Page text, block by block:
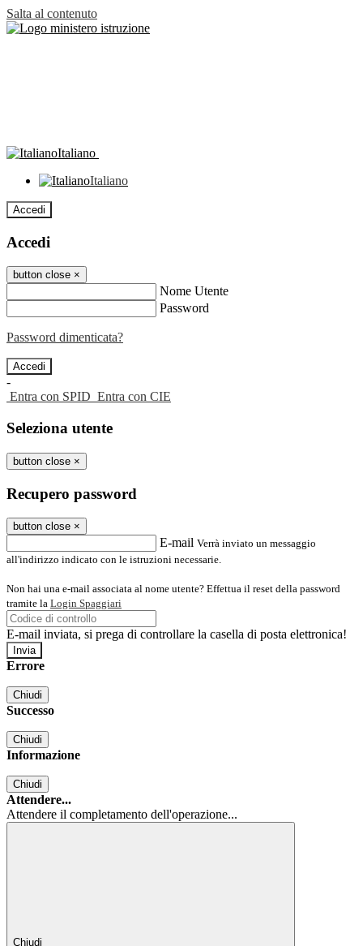
Salta al contenuto
Italiano
Italiano
Accedi
Accedi
button close ×
Nome Utente
Password
Password dimenticata?
-
Entra con SPID Entra con CIE
Seleziona utente
button close ×
Recupero password
button close ×
E-mail Verrà inviato un messaggio
all'indirizzo indicato con le istruzioni necessarie.
Non hai una e-mail associata al nome utente? Effettua il reset della password
tramite la Login Spaggiari
E-mail inviata, si prega di controllare la casella di posta elettronica!
Errore
Chiudi
Successo
Chiudi
Informazione
Chiudi
Attendere...
Attendere il completamento dell'operazione...
Chiudi